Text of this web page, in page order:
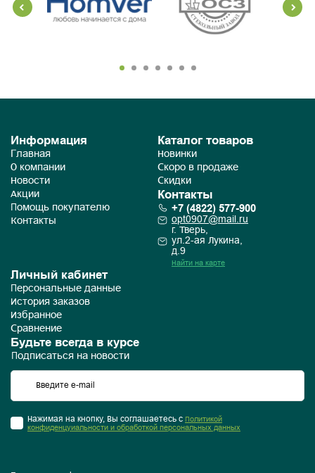
Информация
Главная
О компании
Новости
Акции
Помощь покупателю
Контакты
Каталог товаров
Новинки
Скоро в продаже
Скидки
Контакты
+7 (4822) 577-900
opt0907@mail.ru
г. Тверь,
ул.2-ая Лукина,
д.9
Найти на карте
Личный кабинет
Персональные данные
История заказов
Избранное
Сравнение
Будьте всегда в курсе
Подписаться на новости
Нажимая на кнопку, Вы соглашаетесь с Политикой
конфиденцуиальности и обработкой персональных данных